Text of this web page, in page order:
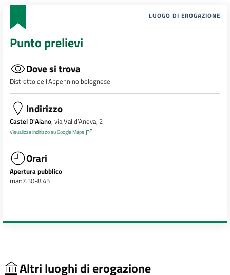
LUOGO DI EROGAZIONE
Punto prelievi
Dove si trova
Distretto dell’Appennino bolognese
Indirizzo
Castel D'Aiano, via Val d’Aneva, 2
Visualizza indirizzo su Google Maps
Orari
Apertura pubblico
mar:7.30-8.45
Altri luoghi di erogazione